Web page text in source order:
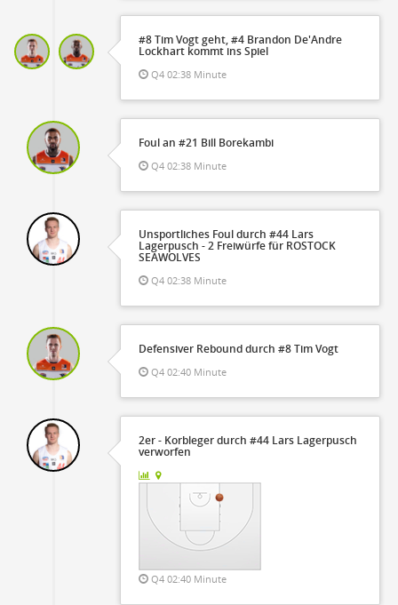
#8 Tim Vogt geht, #4 Brandon De'Andre
Lockhart kommt ins Spiel
Q4 02:38 Minute
Foul an #21 Bill Borekambi
Q4 02:38 Minute
Unsportliches Foul durch #44 Lars
Lagerpusch - 2 Freiwürfe für ROSTOCK
SEAWOLVES
Q4 02:38 Minute
Defensiver Rebound durch #8 Tim Vogt
Q4 02:40 Minute
2er - Korbleger durch #44 Lars Lagerpusch
verworfen
Q4 02:40 Minute